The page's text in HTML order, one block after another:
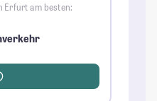
Erfurt am besten: